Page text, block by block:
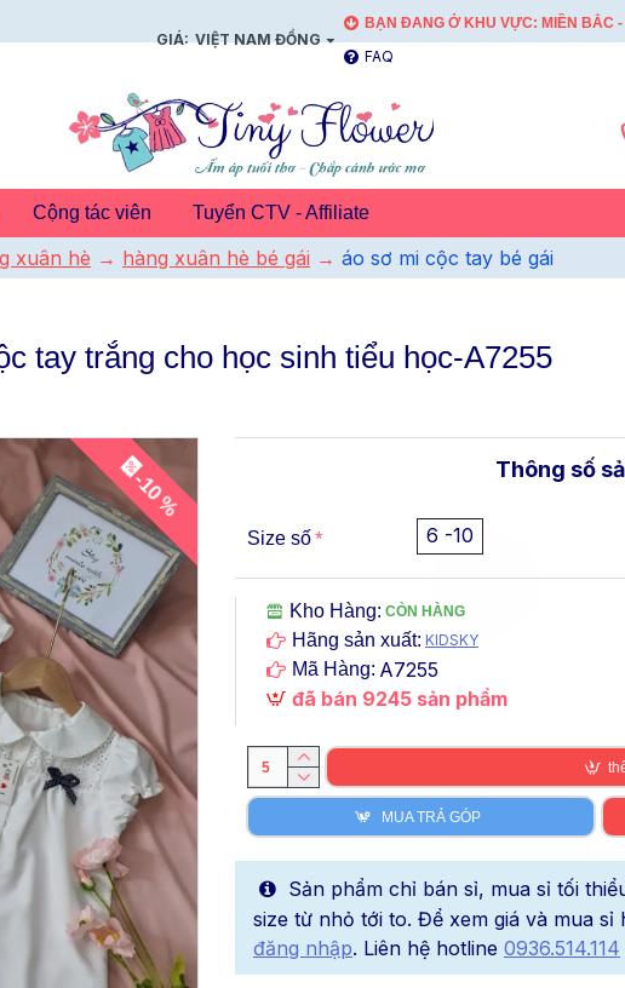
GIÁ: VIỆT NAM ĐỒNG
BẠN ĐANG Ở KHU VỰC: MIỀN BẮC -
FAQ
Cộng tác viên Tuyển CTV - Affiliate
xuân hè hàng xuân hè bé gái áo sơ mi cộc tay bé gái
tay trắng cho học sinh tiểu học-A7255
-10 %
Kho Hàng: CÒN HÀNG
Hãng sản xuất: KIDSKY
Mã Hàng: A7255
đã bán 9245 sản phẩm
Thông số
Size số 6 -10
MUA TRẢ GÓP
Sản phẩm chỉ bán sỉ, mua sỉ tối
size từ nhỏ tới to. Để xem giá và mua sỉ
đăng nhập. Liên hệ hotline 0936.514.114